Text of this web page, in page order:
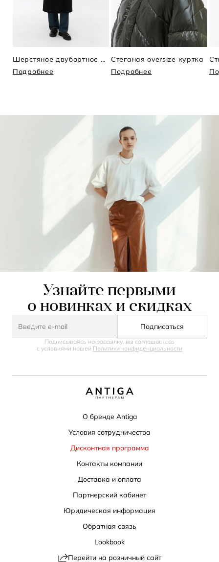
Шерстяное двубортное пальто
Подробнее
Стеганая oversize куртка
Подробнее
Узнайте первыми
о новинках и скидках
Подписаться
Подписываясь на рассылку, вы соглашаетесь
с условиями нашей Политики конфиденциальности
О бренде Antiga
Условия сотрудничества
Дисконтная программа
Контакты компании
Доставка и оплата
Партнерский кабинет
Юридическая информация
Обратная связь
Lookbook
Перейти на розничный сайт